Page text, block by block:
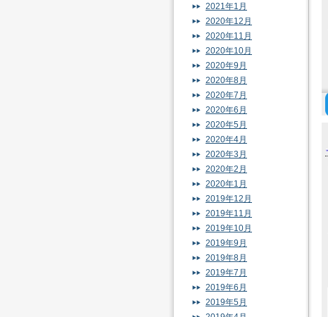
2021年1月
2020年12月
2020年11月
2020年10月
2020年9月
2020年8月
2020年7月
2020年6月
2020年5月
2020年4月
2020年3月
2020年2月
2020年1月
2019年12月
2019年11月
2019年10月
2019年9月
2019年8月
2019年7月
2019年6月
2019年5月